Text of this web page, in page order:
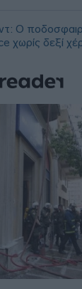
Ο
χωρίς δεξί